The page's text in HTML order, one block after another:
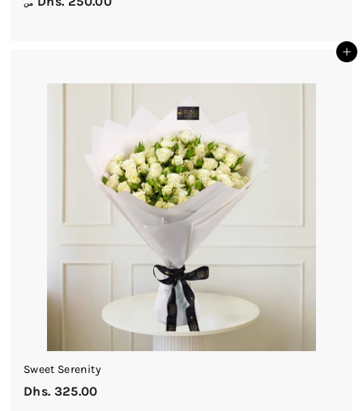
من
2
0
.
0
0
أضف إلى السلة
Sweet Serenity
Dhs. 325.00